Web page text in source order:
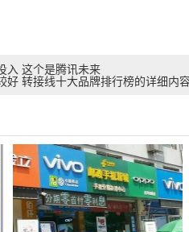
入 这个是腾讯未来
好 转接线十大品牌排行榜的详细内